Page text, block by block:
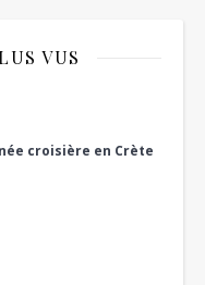
VUS
croisière en Crète